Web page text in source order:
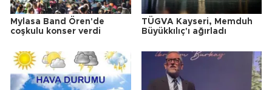
Mylasa Band Ören'de
coşkulu konser verdi
TÜGVA Kayseri, Memduh
Büyükkılıç'ı ağırladı